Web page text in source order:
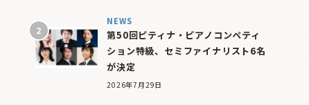
NEWS
第50回ピティナ・ピアノコンペティ
ション特級、セミファイナリスト6名
が決定
2026年7月29日